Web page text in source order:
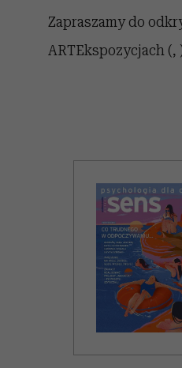
Zapraszamy do
ARTEkspozycjach (,